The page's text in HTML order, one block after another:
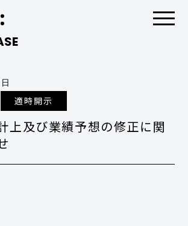
適時開示
上及び業績予想の修正に関